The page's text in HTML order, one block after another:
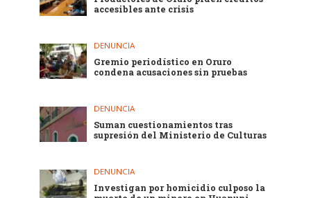
accesibles ante crisis
DENUNCIA
Gremio periodístico en Oruro
condena acusaciones sin pruebas
DENUNCIA
Suman cuestionamientos tras
supresión del Ministerio de Culturas
DENUNCIA
Investigan por homicidio culposo la